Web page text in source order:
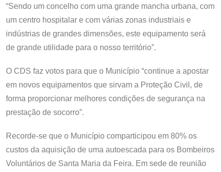
“Sendo um concelho com uma grande mancha urbana, com
um centro hospitalar e com várias zonas industriais e
indústrias de grandes dimensões, este equipamento será
de grande utilidade para o nosso território”.
O CDS faz votos para que o Município “continue a apostar
em novos equipamentos que sirvam a Proteção Civil, de
forma proporcionar melhores condições de segurança na
prestação de socorro”.
Recorde-se que o Município comparticipou em 80% os
custos da aquisição de uma autoescada para os Bombeiros
Voluntários de Santa Maria da Feira. Em sede de reunião